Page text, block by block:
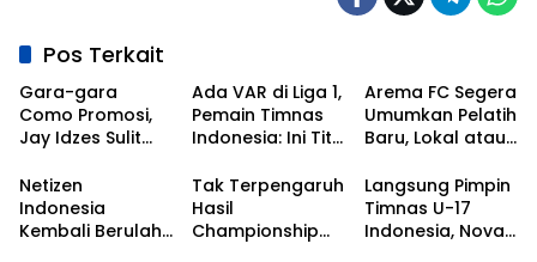
Pos Terkait
Gara-gara
Como Promosi,
Jay Idzes Sulit
Timnas
Indonesia Vs
Irak?
Ada VAR di Liga 1,
Pemain Timnas
Indonesia: Ini Titik
Kebangkitan
Sepak Bola
Nasional!
Arema FC Segera
Umumkan Pelatih
Baru, Lokal atau
Netizen
Indonesia
Kembali Berulah,
Tak Terpengaruh
Hasil
Championship
Langsung Pimpin
Timnas U-17
Indonesia, Nova